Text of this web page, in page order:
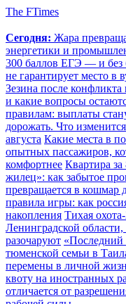
The FTimes
Сегодня: Жара
энергетики и
300 баллов ЕГЭ — и без
не гарантирует место в
Зезина после конфликта
и какие вопросы
правилам: выплаты
дорожать. Что
августа Какие места в
опытных пассажиров,
комфортнее Квартира
жилец»: как забытое
превращается в кошмар
правила игры: как
накопления Тихая
Ленинградской области,
разочаруют «Последний
тюменской семьи в
перемены в личной
квоту на иностранных
отличается от